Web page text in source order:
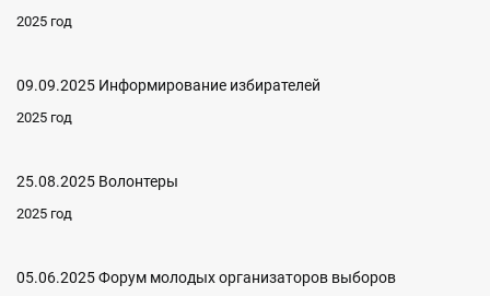
2025 год
09.09.2025 Информирование избирателей
2025 год
25.08.2025 Волонтеры
2025 год
05.06.2025 Форум молодых организаторов выборов